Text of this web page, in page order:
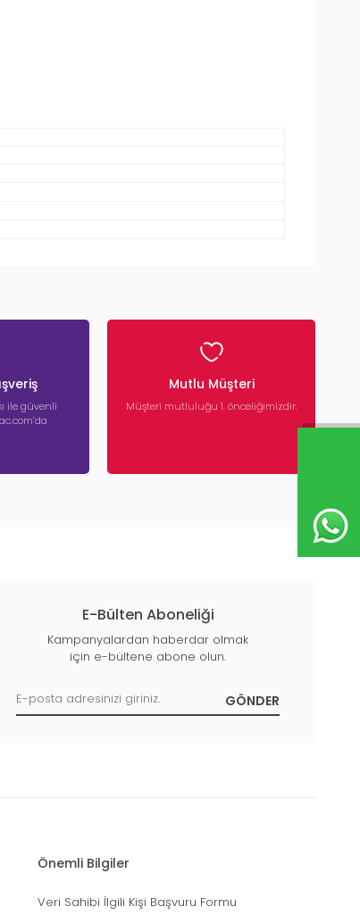
ile güvenli
Mutlu Müşteri
Müşteri mutluluğu 1. önceliğimizdir.
E-Bülten Aboneliği
Kampanyalardan haberdar olmak
için e-bültene abone olun.
Önemli Bilgiler
Veri Sahibi İlgili Kişi Başvuru Formu